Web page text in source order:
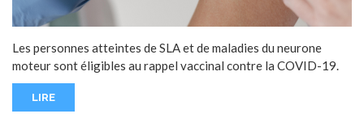
Les personnes atteintes de SLA et de maladies du neurone
moteur sont éligibles au rappel vaccinal contre la COVID-19.
LIRE